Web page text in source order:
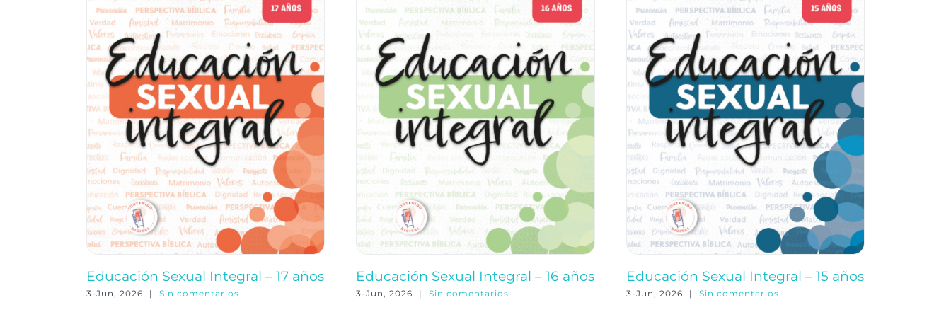
Educación Sexual Integral – 17 años
3-Jun, 2026 | Sin comentarios
Educación Sexual Integral – 16 años
3-Jun, 2026 | Sin comentarios
Educación Sexual Integral – 15 años
3-Jun, 2026 | Sin comentarios